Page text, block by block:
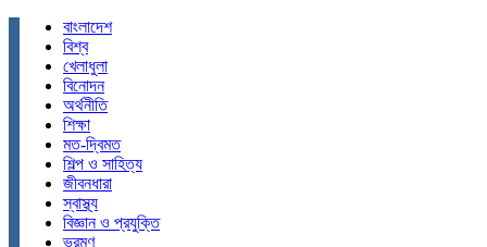
বাংলাদেশ
বিশ্ব
খেলাধুলা
বিনোদন
অর্থনীতি
শিক্ষা
মত-দ্বিমত
শিল্প ও সাহিত্য
জীবনধারা
স্বাস্থ্য
বিজ্ঞান ও প্রযুক্তি
ভ্রমণ